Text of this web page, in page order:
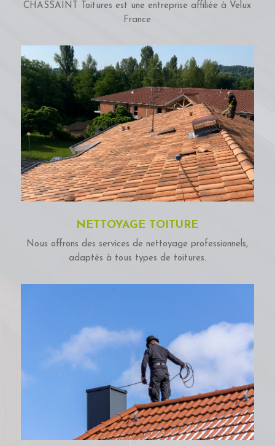
CHASSAINT Toitures est une entreprise affiliée à Velux
France
NETTOYAGE TOITURE
Nous offrons des services de nettoyage professionnels,
adaptés à tous types de toitures.